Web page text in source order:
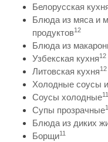
Белорусская
Блюда из мяса и
продуктов12
Блюда из
Узбекская кухня12
Литовская кухня12
Холодные соусы
Соусы холодные11
Супы прозрачные
Блюда из диких
Борщи11